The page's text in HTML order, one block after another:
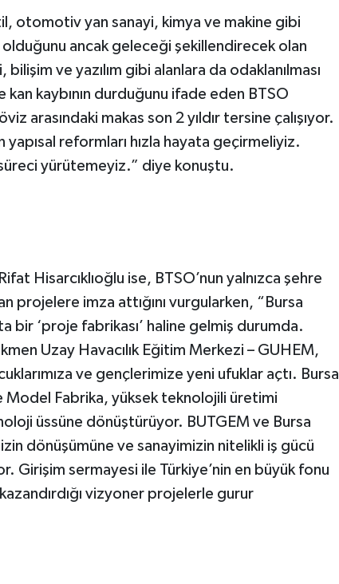
otomotiv yan sanayi, kimya ve makine gibi
ancak geleceği şekillendirecek olan
bilişim ve yazılım gibi alanlara da odaklanılması
kaybının durduğunu ifade eden BTSO
arasındaki makas son 2 yıldır tersine çalışıyor.
reformları hızla hayata geçirmeliyiz.
yürütemeyiz.” diye konuştu.
Hisarcıklıoğlu ise, BTSO’nun yalnızca şehre
projelere imza attığını vurgularken, “Bursa
bir ‘proje fabrikası’ haline gelmiş durumda.
Uzay Havacılık Eğitim Merkezi – GUHEM,
ve gençlerimize yeni ufuklar açtı. Bursa
Model Fabrika, yüksek teknolojili üretimi
üssüne dönüştürüyor. BUTGEM ve Bursa
dönüşümüne ve sanayimizin nitelikli iş gücü
Girişim sermayesi ile Türkiye’nin en büyük fonu
vizyoner projelerle gurur